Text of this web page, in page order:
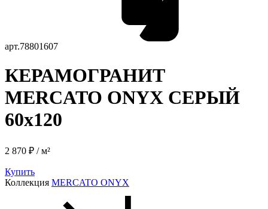
арт.78801607
КЕРАМОГРАНИТ
MERCATO ONYX СЕРЫЙ
60x120
2 870 ₽ / м²
Купить
Коллекция MERCATO ONYX